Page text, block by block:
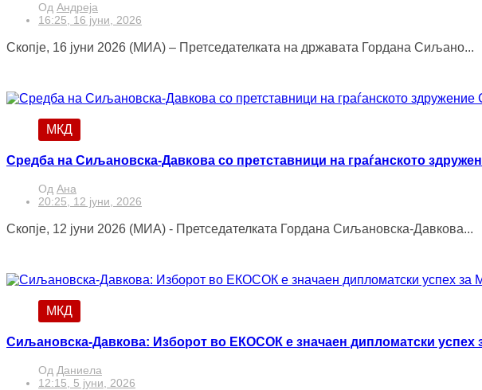
Од Андреја
16:25, 16 јуни, 2026
Скопје, 16 јуни 2026 (МИА) – Претседателката на државата Гордана Сиљано...
МКД
Средба на Сиљановска-Давкова со претставници на граѓанското
Од Ана
20:25, 12 јуни, 2026
Скопје, 12 јуни 2026 (МИА) - Претседателката Гордана Сиљановска-Давкова...
МКД
Сиљановска-Давкова: Изборот во ЕКОСОК е значаен дипломатски успех
Од Даниела
12:15, 5 јуни, 2026